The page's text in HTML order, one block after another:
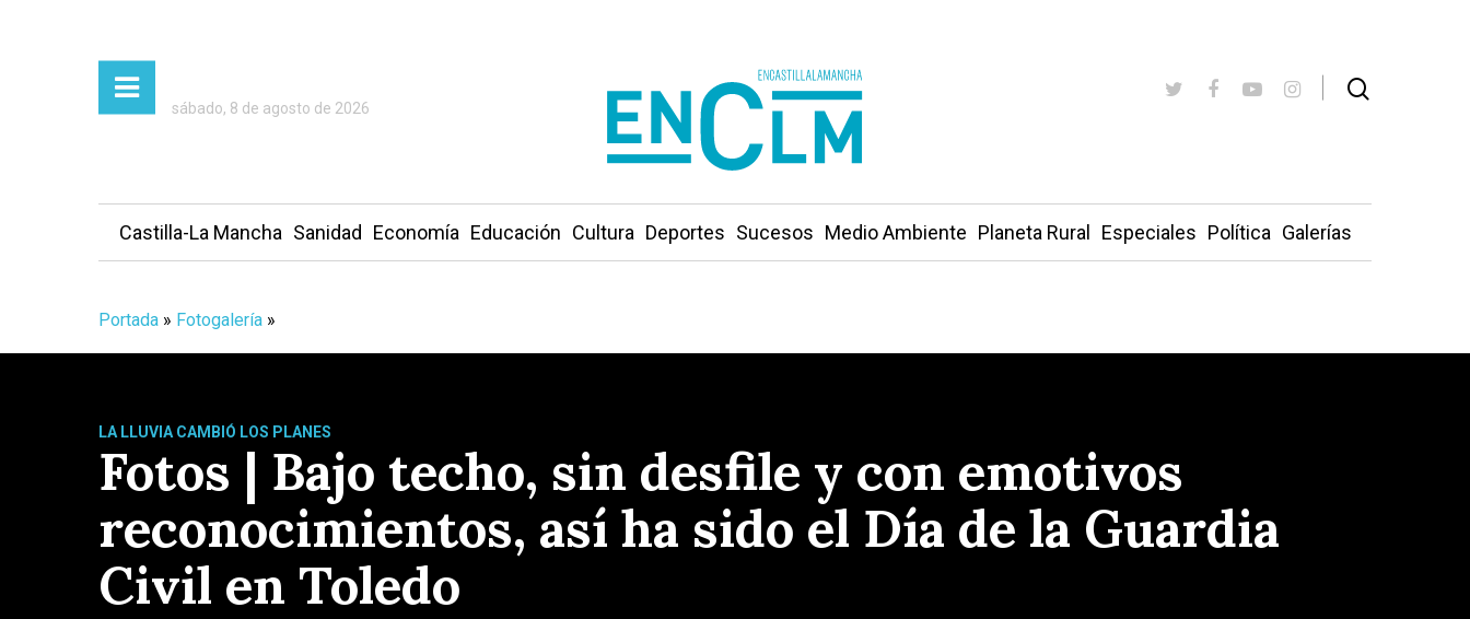
sábado, 8 de agosto de 2026
Castilla-La Mancha Sanidad Economía Educación Cultura Deportes Sucesos Medio Ambiente Planeta Rural Especiales Política Galerías
Portada » Fotogalería »
LA LLUVIA CAMBIÓ LOS PLANES
Fotos | Bajo techo, sin desfile y con emotivos
reconocimientos, así ha sido el Día de la Guardia
Civil en Toledo